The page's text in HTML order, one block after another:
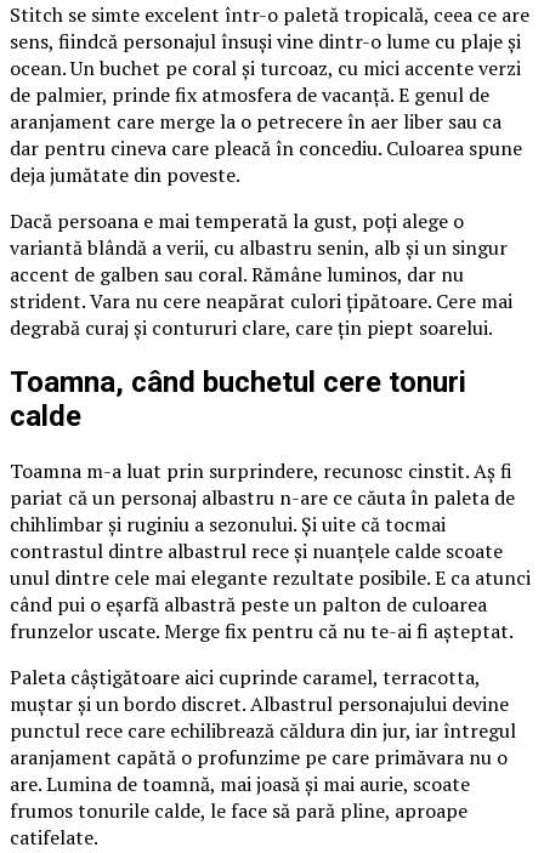
Stitch se simte excelent într-o paletă tropicală, ceea ce are
sens, fiindcă personajul însuși vine dintr-o lume cu plaje și
ocean. Un buchet pe coral și turcoaz, cu mici accente verzi
de palmier, prinde fix atmosfera de vacanță. E genul de
aranjament care merge la o petrecere în aer liber sau ca
dar pentru cineva care pleacă în concediu. Culoarea spune
deja jumătate din poveste.
Dacă persoana e mai temperată la gust, poți alege o
variantă blândă a verii, cu albastru senin, alb și un singur
accent de galben sau coral. Rămâne luminos, dar nu
strident. Vara nu cere neapărat culori țipătoare. Cere mai
degrabă curaj și contururi clare, care țin piept soarelui.
Toamna, când buchetul cere tonuri
calde
Toamna m-a luat prin surprindere, recunosc cinstit. Aș fi
pariat că un personaj albastru n-are ce căuta în paleta de
chihlimbar și ruginiu a sezonului. Și uite că tocmai
contrastul dintre albastrul rece și nuanțele calde scoate
unul dintre cele mai elegante rezultate posibile. E ca atunci
când pui o eșarfă albastră peste un palton de culoarea
frunzelor uscate. Merge fix pentru că nu te-ai fi așteptat.
Paleta câștigătoare aici cuprinde caramel, terracotta,
muștar și un bordo discret. Albastrul personajului devine
punctul rece care echilibrează căldura din jur, iar întregul
aranjament capătă o profunzime pe care primăvara nu o
are. Lumina de toamnă, mai joasă și mai aurie, scoate
frumos tonurile calde, le face să pară pline, aproape
catifelate.